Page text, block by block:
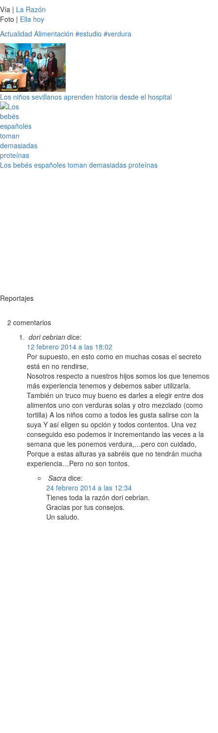
Vía | La Razón
Foto | Ella hoy
Actualidad Alimentación #estudio #verdura
Los niños sevillanos aprenden historia desde el hospital
Los bebés españoles toman demasiadas proteínas
Reportajes
2 comentarios
dori cebrian dice:
12 febrero 2014 a las 18:02
Por supuesto, en esto como en muchas cosas el secreto
está en no rendirse,
Nosotros respecto a nuestros hijos somos los que tenemos
más experiencia tenemos y debemos saber utilizarla.
También un truco muy bueno es darles a elegir entre dos
alimentos uno con verduras solas y otro mezclado (como
tortilla) A los niños como a todos les gusta salirse con la
suya Y así eligen su opción y todos contentos. Una vez
conseguido eso podemos ir incrementando las veces a la
semana que les ponemos verdura,…pero con cuidado,
Porque a estas alturas ya sabréis que no tendrán mucha
experiencia…Pero no son tontos.
Sacra dice:
24 febrero 2014 a las 12:34
Tienes toda la razón dori cebrian.
Gracias por tus consejos.
Un saludo.